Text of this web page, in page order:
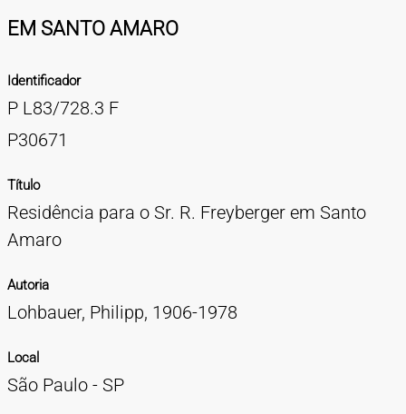
CONTATOS
EXPEDIENTE
EM SANTO AMARO
Identificador
P L83/728.3 F
P30671
Título
Residência para o Sr. R. Freyberger em Santo
Amaro
Autoria
Lohbauer, Philipp, 1906-1978
Local
São Paulo - SP